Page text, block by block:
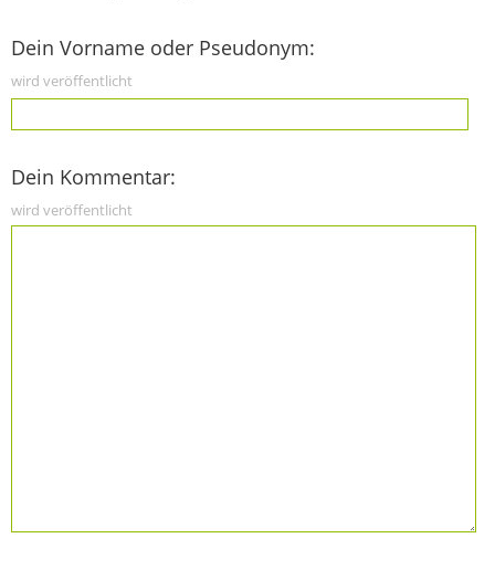
Dein Vorname oder Pseudonym:
wird veröffentlicht
Dein Kommentar:
wird veröffentlicht